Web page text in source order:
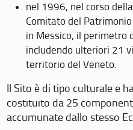
nel 1996, nel corso
Comitato del
in Messico, il perimetro
includendo ulteriori 21
territorio del Veneto.
Il Sito è di tipo culturale e
costituito da 25
accumunate dallo stesso